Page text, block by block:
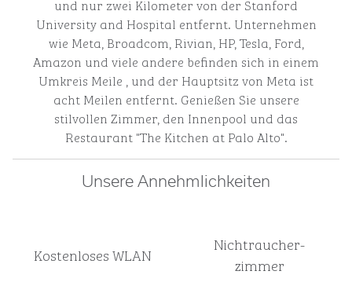
und nur zwei Kilometer von der Stanford
University and Hospital entfernt. Unternehmen
wie Meta, Broadcom, Rivian, HP, Tesla, Ford,
Amazon und viele andere befinden sich in einem
Umkreis Meile , und der Hauptsitz von Meta ist
acht Meilen entfernt. Genießen Sie unsere
stilvollen Zimmer, den Innenpool und das
Restaurant "The Kitchen at Palo Alto".
Unsere Annehmlichkeiten
Kostenloses WLAN
Nichtraucher­
zimmer